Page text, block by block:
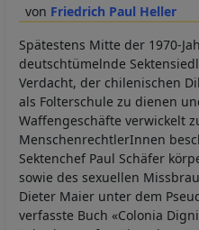
Friedrich Paul Heller
Spätestens Mitte der 1970-
deutschtümelnde
Verdacht, der chilenischen
als Folterschule zu dienen
Waffengeschäfte verwickelt
MenschenrechtlerInnen
Sektenchef Paul Schäfer
sowie des sexuellen
Dieter Maier unter dem
verfasste Buch «Colonia